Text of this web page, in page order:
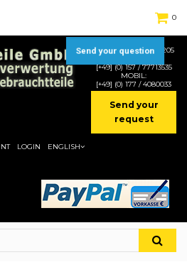
TEL:[+49] (0) 2232-5205
MOBIL:
[+49] (0) 157 / 77713535
MOBIL:
[+49] (0) 177 / 4080033
Send your
request
0
LOGIN ENGLISH
Send your question